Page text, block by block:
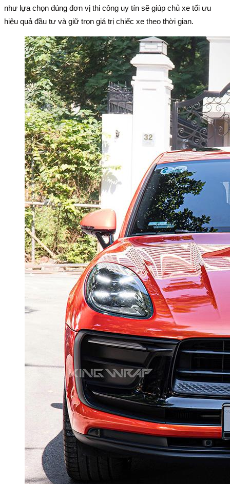
như lựa chọn đúng đơn vị thi công uy tín sẽ giúp chủ xe tối ưu
hiệu quả đầu tư và giữ trọn giá trị chiếc xe theo thời gian.